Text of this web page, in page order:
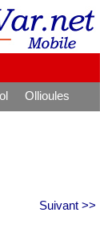
Ollioules
Suivant >>